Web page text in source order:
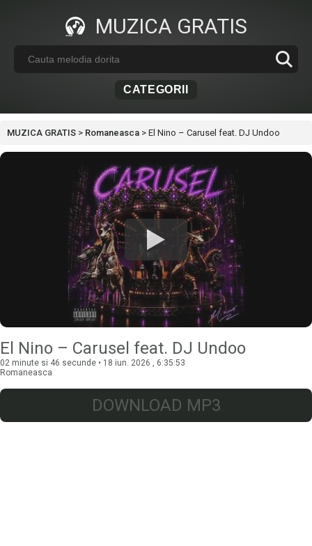
MUZICA GRATIS
CATEGORII
MUZICA GRATIS > Romaneasca > El Nino – Carusel feat. DJ Undoo
El Nino – Carusel feat. DJ Undoo
02 minute si 46 secunde • 18 iun. 2026 , 6:35:53
Romaneasca
DOWNLOAD MP3